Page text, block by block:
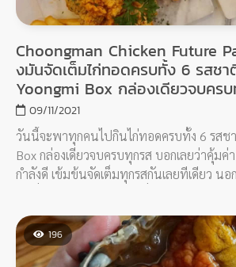
Choongman Chicken Future
งมันจัดเต็มไก่ทอดครบทั้ง 6 รสชา
Yoongmi Box กล่องเดียวจบคร
09/11/2021
วันนี้จะพาทุกคนไปกินไก่ทอดครบทั้ง 6 รสชา
Box กล่องเดียวจบครบทุกรส บอกเลยว่าคุ้ม
กำลังดี เข้มข้นจัดเต็มทุกรสกันเลยทีเดียว นอ
2 ซอส จุกๆ ไปเลยแม่
196